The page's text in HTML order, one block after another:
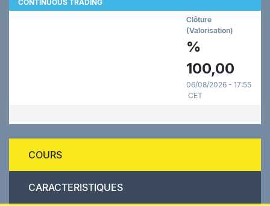
CONTINUOUS TRADING
Clôture
(Valorisation)
%
100,00
06/08/2026 - 17:55
CET
COURS
CARACTERISTIQUES